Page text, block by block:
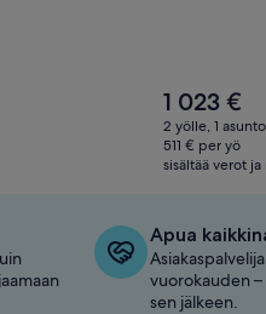
Hinta
on
1 023 €
1 023 €
2 yölle, 1 asunto
511 € per yö
sisältää verot
Apua
vuorokauden –
sen jälkeen.